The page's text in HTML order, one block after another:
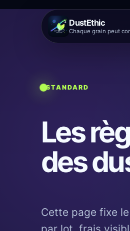
DustEthic
Chaque grain peut
STANDARD
Les
des
Cette page fixe